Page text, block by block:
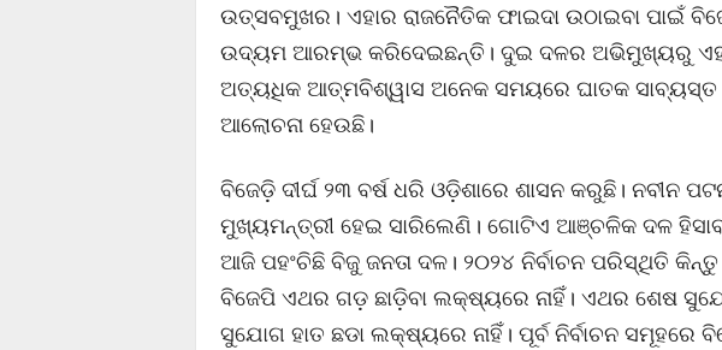
ଉତ୍ସବମୁଖର। ଏହାର ରାଜନୈତିକ ଫାଇଦା ଉଠାଇବା ପାଇଁ
ଉଦ୍ୟମ ଆରମ୍ଭ କରିଦେଇଛନ୍ତି। ଦୁଇ ଦଳର ଅଭିମୁଖ୍ୟରୁ
ଅତ୍ୟଧିକ ଆତ୍ମବିଶ୍ୱାସ ଅନେକ ସମୟରେ ଘାତକ ସାବ୍ୟସ୍ତ
ଆଲୋଚନା ହେଉଛି।
ବିଜେଡ଼ି ଦୀର୍ଘ ୨୩ ବର୍ଷ ଧରି ଓଡ଼ିଶାରେ ଶାସନ କରୁଛି। ନବୀନ
ମୁଖ୍ୟମନ୍ତ୍ରୀ ହେଇ ସାରିଲେଣି। ଗୋଟିଏ ଆଞ୍ଚଳିକ ଦଳ
ଆଜି ପହଂଚିଛି ବିଜୁ ଜନତା ଦଳ। ୨୦୨୪ ନିର୍ବାଚନ ପରିସ୍ଥିତି
ବିଜେପି ଏଥର ଗଡ଼ ଛାଡ଼ିବା ଲକ୍ଷ୍ୟରେ ନାହିଁ। ଏଥର ଶେଷ
ସୁଯୋଗ ହାତ ଛଡା ଲକ୍ଷ୍ୟରେ ନାହିଁ। ପୂର୍ବ ନିର୍ବାଚନ ସମୂହରେ